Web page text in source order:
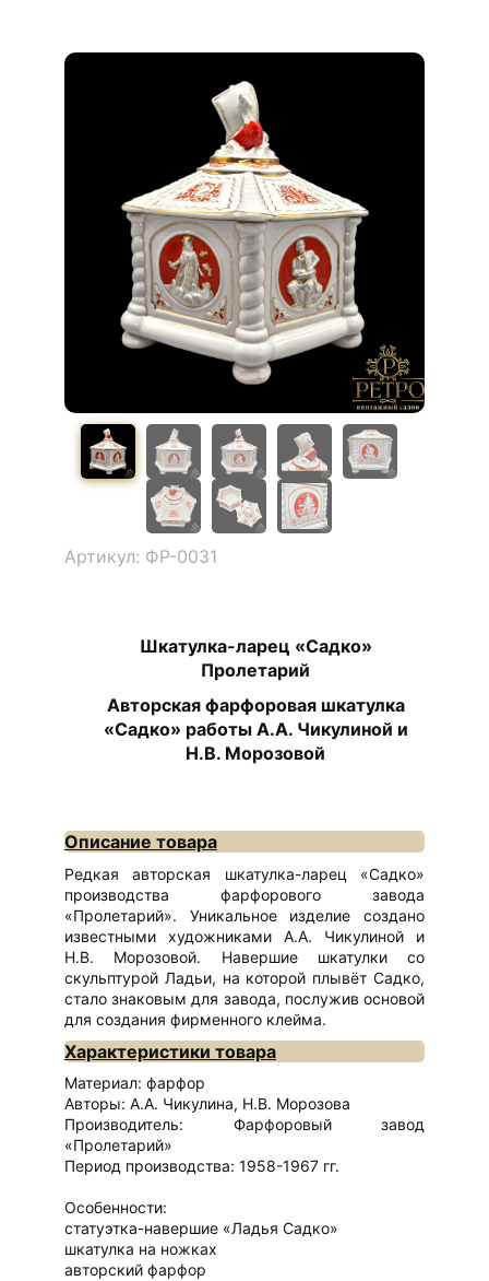
Шкатулка-ларец «Садко»
Пролетарий
Авторская фарфоровая шкатулка
«Садко» работы А.А. Чикулиной и
Н.В. Морозовой
Описание товара
Редкая авторская шкатулка-ларец «Садко»
производства фарфорового завода
«Пролетарий». Уникальное изделие создано
известными художниками А.А. Чикулиной и
Н.В. Морозовой. Навершие шкатулки со
скульптурой Ладьи, на которой плывёт Садко,
стало знаковым для завода, послужив основой
для создания фирменного клейма.
Характеристики товара
Материал: фарфор
Авторы: А.А. Чикулина, Н.В. Морозова
Производитель: Фарфоровый завод
«Пролетарий»
Период производства: 1958-1967 гг.
Особенности:
статуэтка-навершие «Ладья Садко»
шкатулка на ножках
авторский фарфор
Артикул: ФР-0031